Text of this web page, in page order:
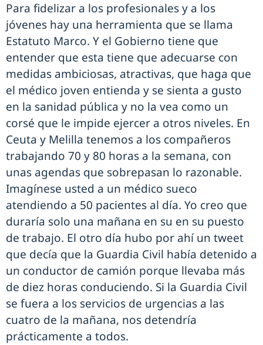
Para fidelizar a los profesionales y a los
jóvenes hay una herramienta que se llama
Estatuto Marco. Y el Gobierno tiene que
entender que esta tiene que adecuarse con
medidas ambiciosas, atractivas, que haga que
el médico joven entienda y se sienta a gusto
en la sanidad pública y no la vea como un
corsé que le impide ejercer a otros niveles. En
Ceuta y Melilla tenemos a los compañeros
trabajando 70 y 80 horas a la semana, con
unas agendas que sobrepasan lo razonable.
Imagínese usted a un médico sueco
atendiendo a 50 pacientes al día. Yo creo que
duraría solo una mañana en su en su puesto
de trabajo. El otro día hubo por ahí un tweet
que decía que la Guardia Civil había detenido a
un conductor de camión porque llevaba más
de diez horas conduciendo. Si la Guardia Civil
se fuera a los servicios de urgencias a las
cuatro de la mañana, nos detendría
prácticamente a todos.